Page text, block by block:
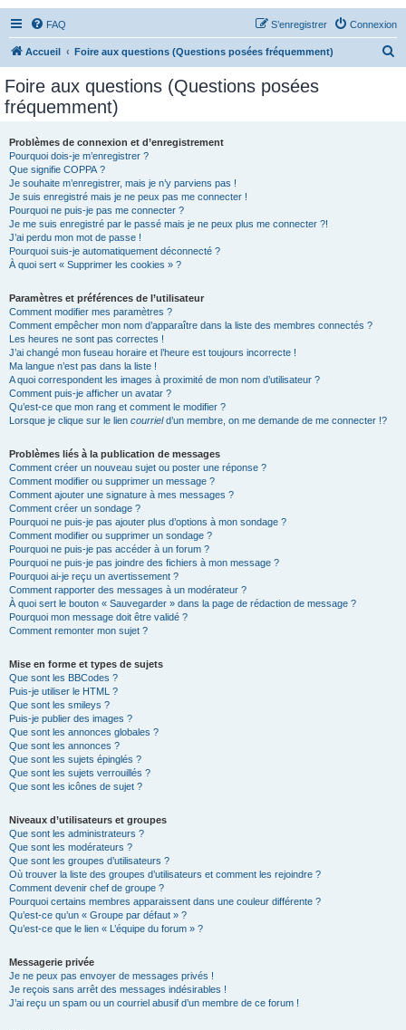
FAQ Connexion
S’enregistrer
Accueil Foire aux questions (Questions posées fréquemment)
Foire aux questions (Questions posées
fréquemment)
Problèmes de connexion et d’enregistrement
Pourquoi dois-je m’enregistrer ?
Que signifie COPPA ?
Je souhaite m’enregistrer, mais je n’y parviens pas !
Je suis enregistré mais je ne peux pas me connecter !
Pourquoi ne puis-je pas me connecter ?
Je me suis enregistré par le passé mais je ne peux plus me connecter ?!
J’ai perdu mon mot de passe !
Pourquoi suis-je automatiquement déconnecté ?
À quoi sert « Supprimer les cookies » ?
Paramètres et préférences de l’utilisateur
Comment modifier mes paramètres ?
Comment empêcher mon nom d’apparaître dans la liste des membres connectés ?
Les heures ne sont pas correctes !
J’ai changé mon fuseau horaire et l’heure est toujours incorrecte !
Ma langue n’est pas dans la liste !
A quoi correspondent les images à proximité de mon nom d’utilisateur ?
Comment puis-je afficher un avatar ?
Qu’est-ce que mon rang et comment le modifier ?
Lorsque je clique sur le lien courrield’un membre, on me demande de me connecter !?
Problèmes liés à la publication de messages
Comment créer un nouveau sujet ou poster une réponse ?
Comment modifier ou supprimer un message ?
Comment ajouter une signature à mes messages ?
Comment créer un sondage ?
Pourquoi ne puis-je pas ajouter plus d’options à mon sondage ?
Comment modifier ou supprimer un sondage ?
Pourquoi ne puis-je pas accéder à un forum ?
Pourquoi ne puis-je pas joindre des fichiers à mon message ?
Pourquoi ai-je reçu un avertissement ?
Comment rapporter des messages à un modérateur ?
À quoi sert le bouton « Sauvegarder » dans la page de rédaction de message ?
Pourquoi mon message doit être validé ?
Comment remonter mon sujet ?
Mise en forme et types de sujets
Que sont les BBCodes ?
Puis-je utiliser le HTML ?
Que sont les smileys ?
Puis-je publier des images ?
Que sont les annonces globales ?
Que sont les annonces ?
Que sont les sujets épinglés ?
Que sont les sujets verrouillés ?
Que sont les icônes de sujet ?
Niveaux d’utilisateurs et groupes
Que sont les administrateurs ?
Que sont les modérateurs ?
Que sont les groupes d’utilisateurs ?
Où trouver la liste des groupes d’utilisateurs et comment les rejoindre ?
Comment devenir chef de groupe ?
Pourquoi certains membres apparaissent dans une couleur différente ?
Qu’est-ce qu’un « Groupe par défaut » ?
Qu’est-ce que le lien « L’équipe du forum » ?
Messagerie privée
Je ne peux pas envoyer de messages privés !
Je reçois sans arrêt des messages indésirables !
J’ai reçu un spam ou un courriel abusif d’un membre de ce forum !